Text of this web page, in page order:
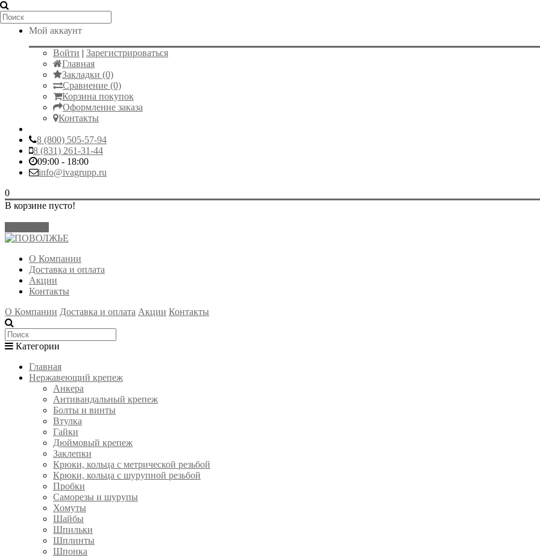
Мой аккаунт
Войти | Зарегистрироваться
Главная
Закладки (0)
Сравнение (0)
Корзина покупок
Оформление заказа
Контакты
8 (800) 505-57-94
8 (831) 261-31-44
09:00 - 18:00
info@ivagrupp.ru
0
В корзине пусто!
О Компании
Доставка и оплата
Акции
Контакты
О Компании Доставка и оплата Акции Контакты
Категории
Главная
Нержавеющий крепеж
Анкера
Антивандальный крепеж
Болты и винты
Втулка
Гайки
Дюймовый крепеж
Заклепки
Крюки, кольца с метрической резьбой
Крюки, кольца с шурупной резьбой
Пробки
Саморезы и шурупы
Хомуты
Шайбы
Шпильки
Шплинты
Шпонка